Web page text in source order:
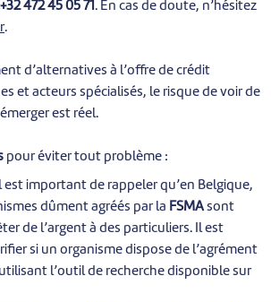
+32 472 45 05 71. En cas de doute, n’hésitez
.
d’alternatives à l’offre de crédit
et acteurs spécialisés, le risque de voir de
est réel.
pour éviter tout problème :
est important de rappeler qu’en Belgique,
dûment agréés par la FSMAsont
de l’argent à des particuliers. Il est
si un organisme dispose de l’agrément
l’outil de recherche disponible sur